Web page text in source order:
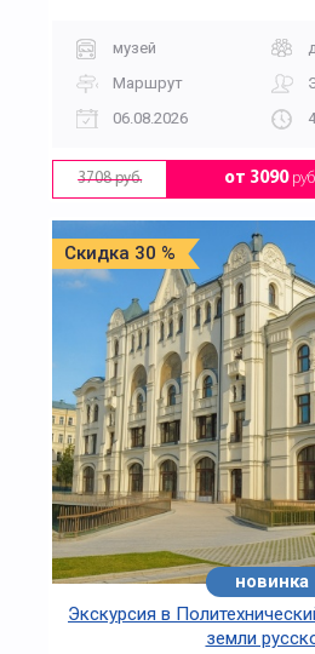
музей
Маршрут
06.08.2026
3708 руб. от 3090
Скидка 30 %
новинка
Экскурсия в
земли